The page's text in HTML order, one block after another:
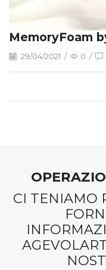
MemoryFoam
29/04/2021 / 0 /
CI TENIAMO